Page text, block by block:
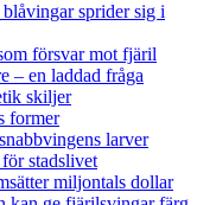
sprider sig i
försvar mot fjäril
– en laddad fråga
skiljer
former
larver
stadslivet
miljontals dollar